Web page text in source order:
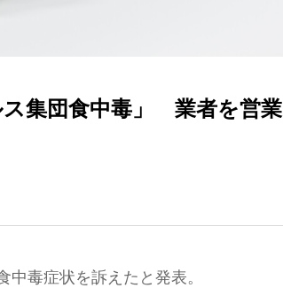
集団食中毒」 業者を営業
毒症状を訴えたと発表。